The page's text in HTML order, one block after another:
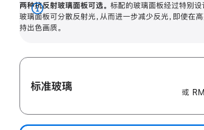
两种抗反射玻璃面板可选。 标配的玻璃面板经过特别设
玻璃面板可分散反射光，从而进一步减少反光，即使在
持出色画质。
展
开
标准玻璃
或